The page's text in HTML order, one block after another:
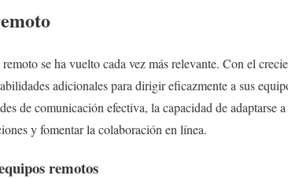
se ha vuelto cada vez más relevante. Con el
adicionales para dirigir eficazmente a sus
de comunicación efectiva, la capacidad de adaptarse
y fomentar la colaboración en línea.
remotos